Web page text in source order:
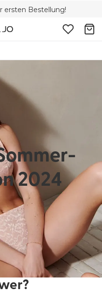
ersten Bestellung!
über 90 €
2024